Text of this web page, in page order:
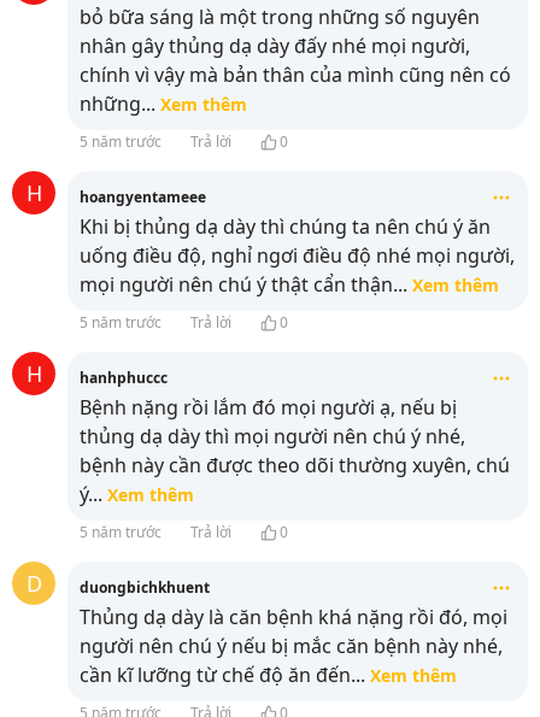
bỏ bữa sáng là một trong những số nguyên
nhân gây thủng dạ dày đấy nhé mọi người,
chính vì vậy mà bản thân của mình cũng nên có
những... Xem thêm
5 năm trước Trả lời 0
H hoangyentameee
Khi bị thủng dạ dày thì chúng ta nên chú ý ăn
uống điều độ, nghỉ ngơi điều độ nhé mọi người,
mọi người nên chú ý thật cẩn thận... Xem thêm
5 năm trước Trả lời 0
H hanhphuccc
Bệnh nặng rồi lắm đó mọi người ạ, nếu bị
thủng dạ dày thì mọi người nên chú ý nhé,
bệnh này cần được theo dõi thường xuyên, chú
ý... Xem thêm
5 năm trước Trả lời 0
D duongbichkhuent
Thủng dạ dày là căn bệnh khá nặng rồi đó, mọi
người nên chú ý nếu bị mắc căn bệnh này nhé,
cần kĩ lưỡng từ chế độ ăn đến... Xem thêm
5 năm trước Trả lời 0